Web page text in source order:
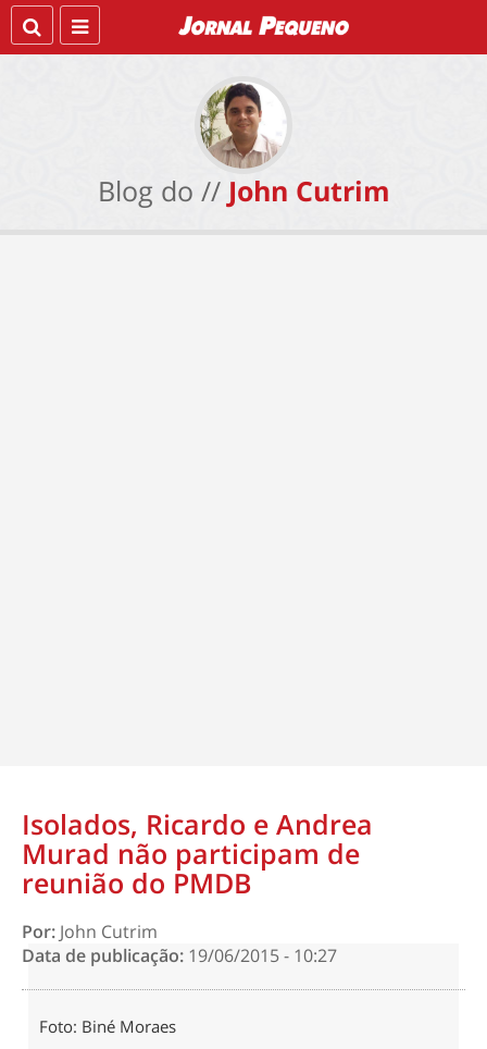
Blog do // John Cutrim
Isolados, Ricardo e Andrea
Murad não participam de
reunião do PMDB
Por: John Cutrim
Data de publicação: 19/06/2015 - 10:27
Foto: Biné Moraes